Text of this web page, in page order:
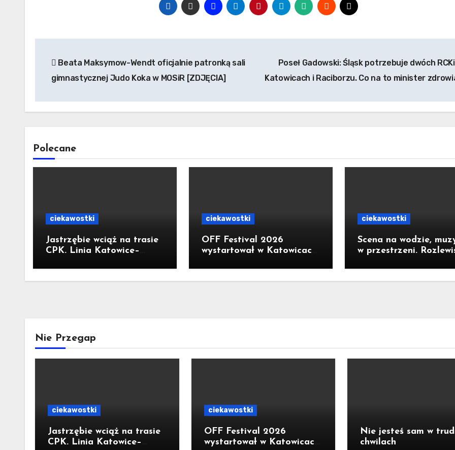
wpisu
Beata Maksymow-Wendt oficjalnie patronką sali
gimnastycznej Judo Koka w MOSiR [ZDJĘCIA]
Poseł Gadowski: Śląsk potrzebuje dwóch
Katowicach i Raciborzu. Co na to minister
Polecane
ciekawostki
Jastrzębie wciąż na trasie
CPK. Linia Katowice–
zatrzymana. Do Katowic w
2029r.
ciekawostki
OFF Festival 2026
wystartował w Katowicach.
Flaming Lips na otwarcie
ciekawostki
Scena na wodzie,
w przestrzeni.
Nie Przegap
ciekawostki
Jastrzębie wciąż na trasie
CPK. Linia Katowice–
ciekawostki
OFF Festival 2026
wystartował w Katowicach.
Nie jesteś sam w
chwilach